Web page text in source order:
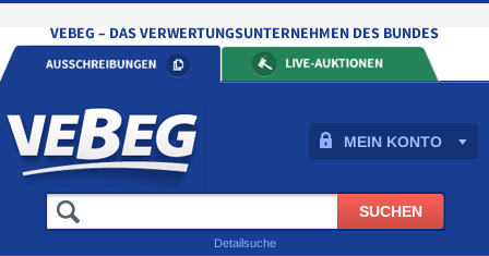
MEIN KONTO
Detailsuche